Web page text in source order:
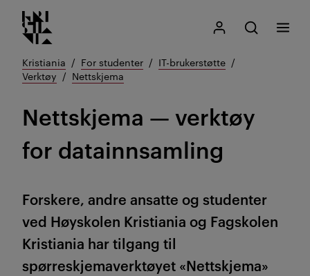
Gå
til
innhold
Kristiania logo
Mitt Kristiania
Åpne søk
Søk
Meny
Kristiania For studenter
IT-brukerstøtte
Verktøy
Nettskjema
Nettskjema — verktøy
for datainnsamling
Forskere, andre ansatte og studenter
ved Høyskolen Kristiania og Fagskolen
Kristiania har tilgang til
spørreskjemaverktøyet «Nettskjema»